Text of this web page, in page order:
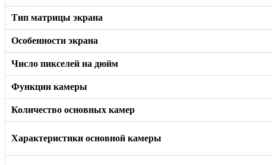
Тип матрицы экрана
Особенности экрана
Число пикселей на дюйм
Функции камеры
Количество основных камер
Характеристики основной камеры